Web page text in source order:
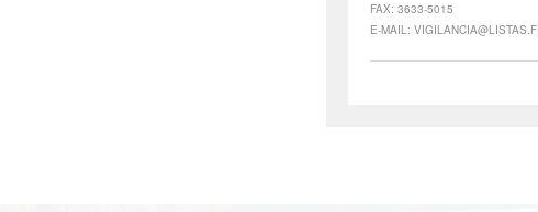
FAX: 3633-5015
E-MAIL: